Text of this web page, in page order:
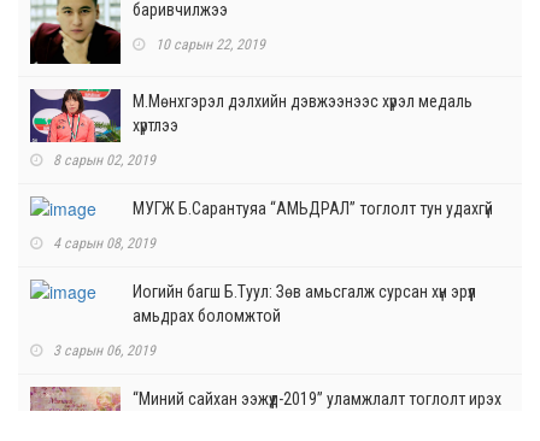
баривчилжээ
10 сарын 22, 2019
М.Мөнхгэрэл дэлхийн дэвжээнээс хүрэл медаль
хүртлээ
8 сарын 02, 2019
МУГЖ Б.Сарантуяа “АМЬДРАЛ” тоглолт тун удахгүй
4 сарын 08, 2019
Иогийн багш Б.Туул: Зөв амьсгалж сурсан хүн эрүүл
амьдрах боломжтой
3 сарын 06, 2019
“Миний сайхан ээжүүд-2019” уламжлалт тоглолт ирэх